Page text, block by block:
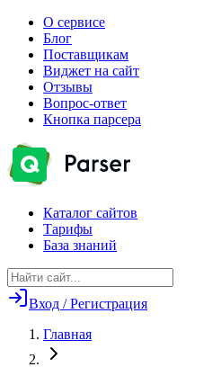
О сервисе
Блог
Поставщикам
Виджет на сайт
Отзывы
Вопрос-ответ
Кнопка парсера
Каталог сайтов
Тарифы
База знаний
Вход / Регистрация
Главная